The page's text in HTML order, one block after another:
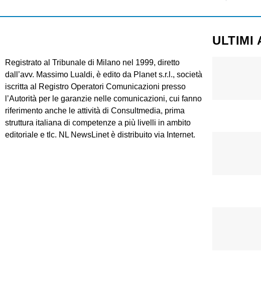
Registrato al Tribunale di Milano nel 1999, diretto
dall’avv. Massimo Lualdi, è edito da Planet s.r.l., società
iscritta al Registro Operatori Comunicazioni presso
l’Autorità per le garanzie nelle comunicazioni, cui fanno
riferimento anche le attività di Consultmedia, prima
struttura italiana di competenze a più livelli in ambito
editoriale e tlc. NL NewsLinet è distribuito via Internet.
ULTIMI